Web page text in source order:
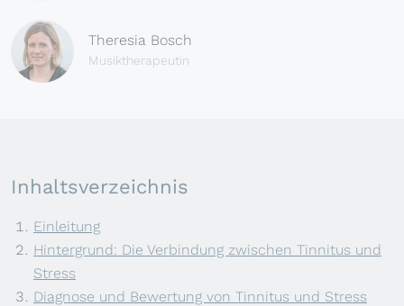
Theresia Bosch
Musiktherapeutin
Inhaltsverzeichnis
Einleitung
Hintergrund: Die Verbindung zwischen Tinnitus und
Stress
Diagnose und Bewertung von Tinnitus und Stress